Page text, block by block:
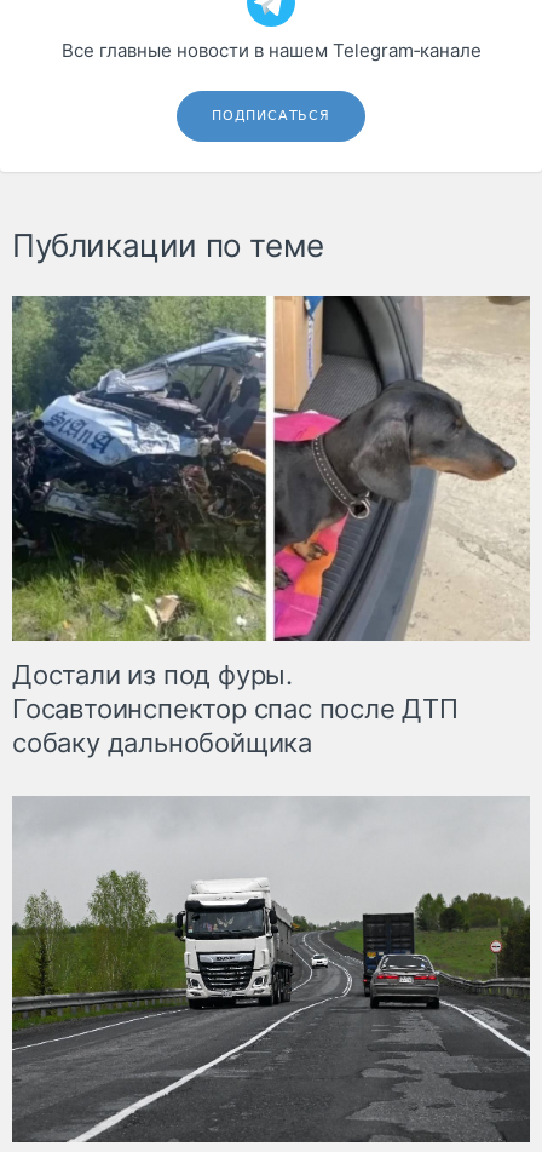
Все главные новости в нашем Telegram‑канале
ПОДПИСАТЬСЯ
Публикации по теме
Достали из под фуры.
Госавтоинспектор спас после ДТП
собаку дальнобойщика